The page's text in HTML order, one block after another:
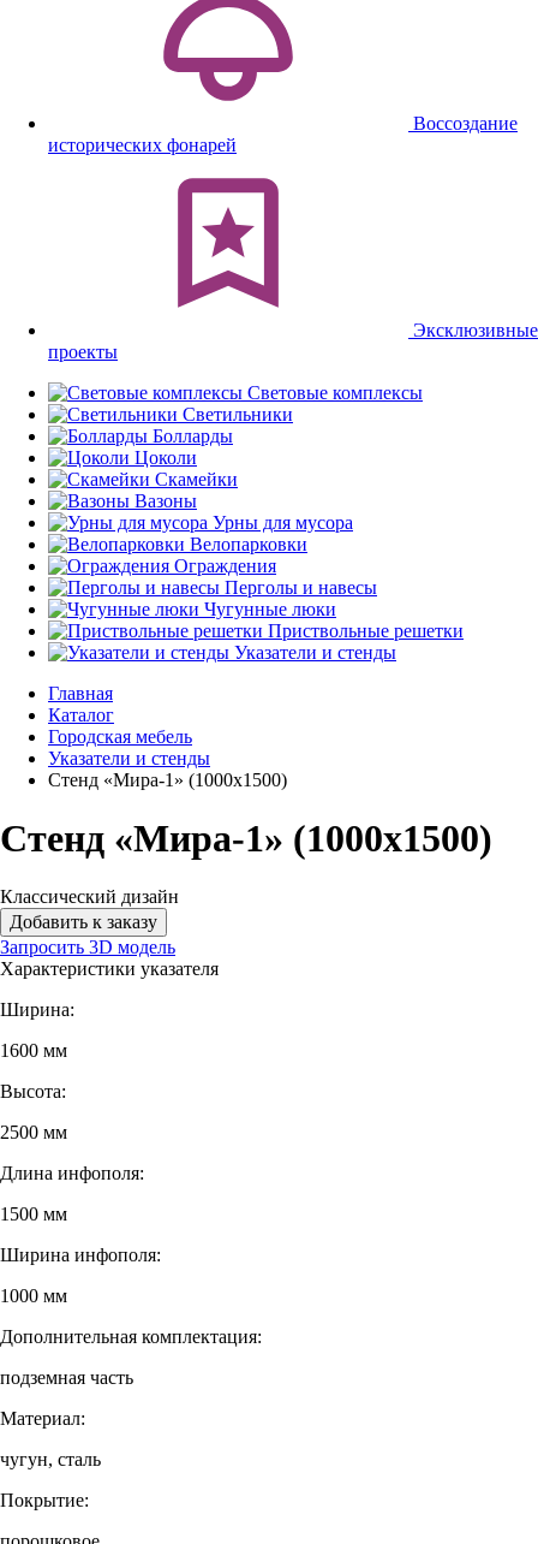
Воссоздание
исторических фонарей
Эксклюзивные
проекты
Световые комплексы
Светильники
Болларды
Цоколи
Скамейки
Вазоны
Урны для мусора
Велопарковки
Ограждения
Перголы и навесы
Чугунные люки
Приствольные решетки
Указатели и стенды
Главная
Каталог
Городская мебель
Указатели и стенды
Стенд «Мира-1» (1000x1500)
Стенд «Мира-1» (1000x1500)
Классический дизайн
Добавить к заказу
Запросить 3D модель
Характеристики указателя
Ширина:
1600 мм
Высота:
2500 мм
Длина инфополя:
1500 мм
Ширина инфополя:
1000 мм
Дополнительная комплектация:
подземная часть
Материал:
чугун, сталь
Покрытие: